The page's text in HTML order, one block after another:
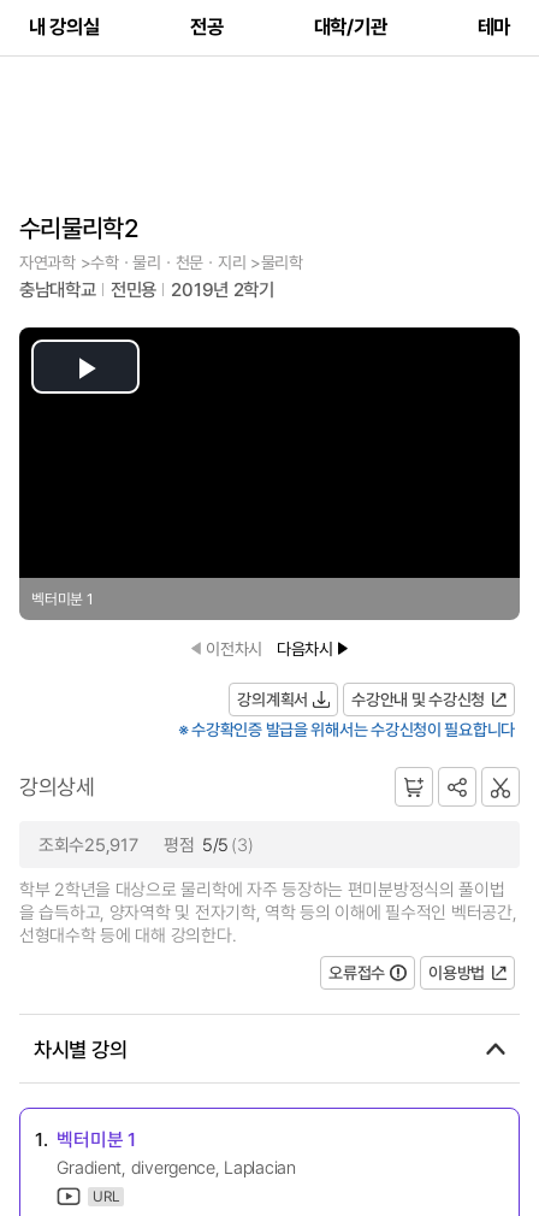
내 강의실 전공 대학/기관 테마
수리물리학2
자연과학 >수학ㆍ물리ㆍ천문ㆍ지리 >물리학
충남대학교 전민용 2019년 2학기
Play
벡터미분 1
이전차시 다음차시
강의계획서
수강안내 및 수강신청
※ 수강확인증 발급을 위해서는 수강신청이 필요합니다
강의상세
조회수25,917 평점 5/5 (3)
학부 2학년을 대상으로 물리학에 자주 등장하는 편미분방정식의 풀이법
을 습득하고, 양자역학 및 전자기학, 역학 등의 이해에 필수적인 벡터공간,
선형대수학 등에 대해 강의한다.
오류접수
이용방법
차시별 강의
1. 벡터미분 1
Gradient, divergence, Laplacian
URL